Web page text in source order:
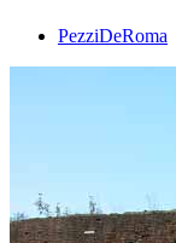
PezziDeRoma